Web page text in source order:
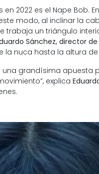
2022 es el Nape Bob.
modo, al inclinar la
trabaja un triángulo
Sánchez, director
la nuca hasta la altura
grandísima apuesta
explica